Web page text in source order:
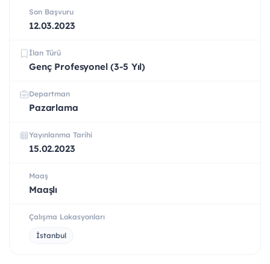
Son Başvuru
12.03.2023
İlan Türü
Genç Profesyonel (3-5 Yıl)
Departman
Pazarlama
Yayınlanma Tarihi
15.02.2023
Maaş
Maaşlı
Çalışma Lokasyonları
İstanbul